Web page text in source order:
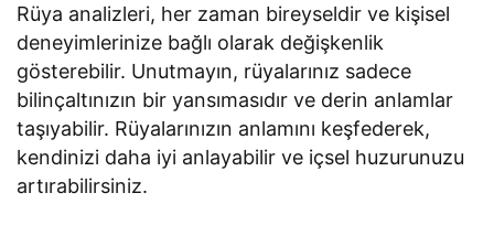
Rüya analizleri, her zaman bireyseldir ve kişisel
deneyimlerinize bağlı olarak değişkenlik
gösterebilir. Unutmayın, rüyalarınız sadece
bilinçaltınızın bir yansımasıdır ve derin anlamlar
taşıyabilir. Rüyalarınızın anlamını keşfederek,
kendinizi daha iyi anlayabilir ve içsel huzurunuzu
artırabilirsiniz.